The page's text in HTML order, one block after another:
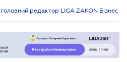
редактор LIGA ZAKON Бізнес